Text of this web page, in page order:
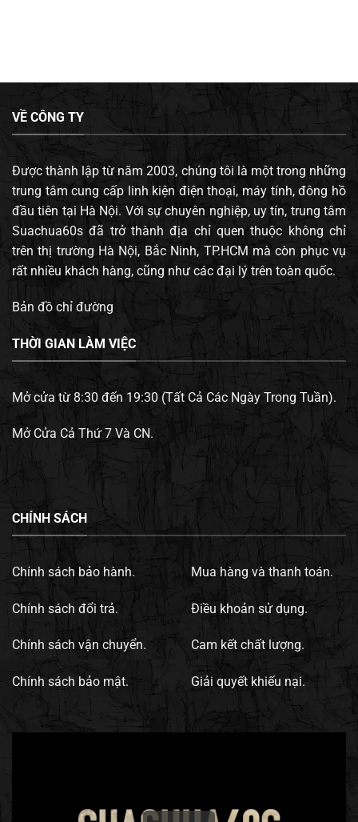
VỀ CÔNG TY
Được thành lập từ năm 2003, chúng tôi là một trong những
trung tâm cung cấp linh kiện điện thoại, máy tính, đông hồ
đầu tiên tại Hà Nội. Với sự chuyên nghiệp, uy tín, trung tâm
Suachua60s đã trở thành địa chỉ quen thuộc không chỉ
trên thị trường Hà Nội, Bắc Ninh, TP.HCM mà còn phục vụ
rất nhiều khách hàng, cũng như các đại lý trên toàn quốc.
Bản đồ chỉ đường
THỜI GIAN LÀM VIỆC
Mở cửa từ 8:30 đến 19:30 (Tất Cả Các Ngày Trong Tuần).
Mở Cửa Cả Thứ 7 Và CN.
CHÍNH SÁCH
Chính sách bảo hành.
Chính sách đổi trả.
Chính sách vận chuyển.
Chính sách bảo mật.
Mua hàng và thanh toán.
Điều khoản sử dụng.
Cam kết chất lượng.
Giải quyết khiếu nại.